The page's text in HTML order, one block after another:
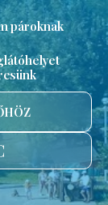
pároknak